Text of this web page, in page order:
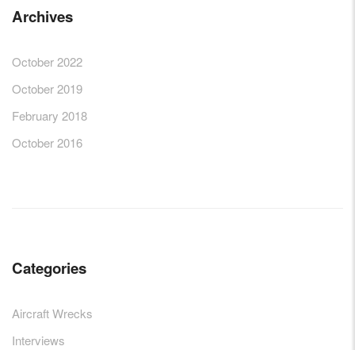
Archives
October 2022
October 2019
February 2018
October 2016
Categories
Aircraft Wrecks
Interviews